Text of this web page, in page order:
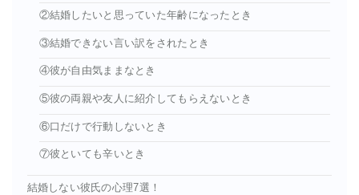
②結婚したいと思っていた年齢になったとき
③結婚できない言い訳をされたとき
④彼が自由気ままなとき
⑤彼の両親や友人に紹介してもらえないとき
⑥口だけで行動しないとき
⑦彼といても辛いとき
結婚しない彼氏の心理7選！